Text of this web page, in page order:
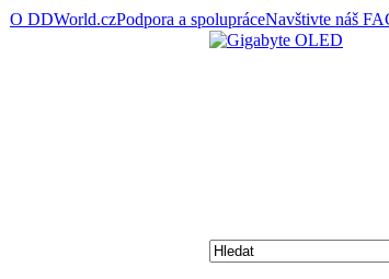
O DDWorld.czPodpora a spolupráceNavštivte náš